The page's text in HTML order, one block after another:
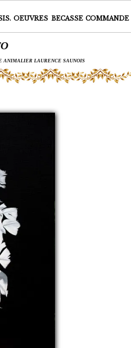
OEUVRES BECASSE COMMANDE
ANIMALIER LAURENCE SAUNOIS